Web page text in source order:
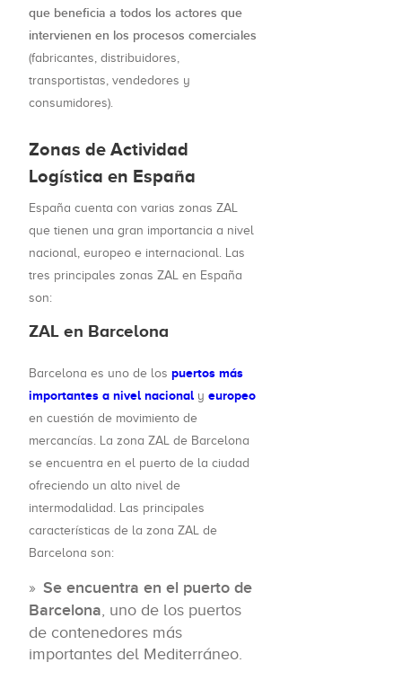
que beneficia a todos los actores que
intervienen en los procesos comerciales
(fabricantes, distribuidores,
transportistas, vendedores y
consumidores).
Zonas de Actividad
Logística en España
España cuenta con varias zonas ZAL
que tienen una gran importancia a nivel
nacional, europeo e internacional. Las
tres principales zonas ZAL en España
son:
ZAL en Barcelona
Barcelona es uno de los puertos más
importantes a nivel nacionaly europeo
en cuestión de movimiento de
mercancías. La zona ZAL de Barcelona
se encuentra en el puerto de la ciudad
ofreciendo un alto nivel de
intermodalidad. Las principales
características de la zona ZAL de
Barcelona son:
Se encuentra en el puerto de
Barcelona, uno de los puertos
de contenedores más
importantes del Mediterráneo.